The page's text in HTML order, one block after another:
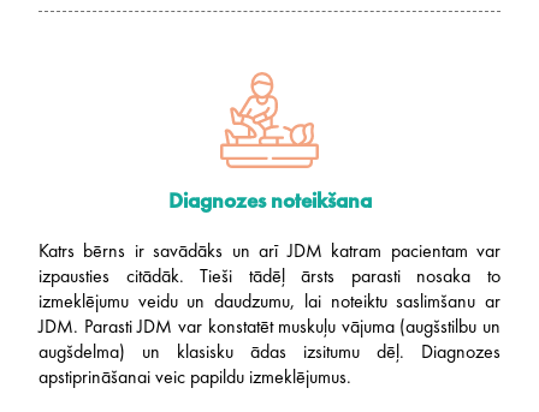
Diagnozes noteikšana
Katrs bērns ir savādāks un arī JDM katram pacientam var
izpausties citādāk. Tieši tādēļ ārsts parasti nosaka to
izmeklējumu veidu un daudzumu, lai noteiktu saslimšanu ar
JDM. Parasti JDM var konstatēt muskuļu vājuma (augšstilbu un
augšdelma) un klasisku ādas izsitumu dēļ. Diagnozes
apstiprināšanai veic papildu izmeklējumus.